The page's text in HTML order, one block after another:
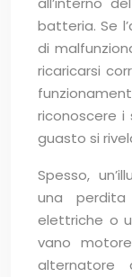
batteria. Se
di
ricaricarsi
riconoscere
guasto si
Spesso,
una
elettriche o
vano